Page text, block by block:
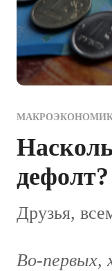
дефолт?
Друзья,
Во-первых,